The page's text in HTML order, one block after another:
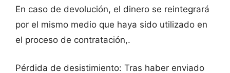
En caso de devolución, el dinero se reintegrará
por el mismo medio que haya sido utilizado en
el proceso de contratación,.
Pérdida de desistimiento: Tras haber enviado